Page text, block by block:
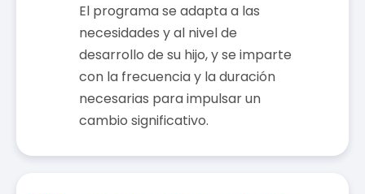
El programa se adapta a las
necesidades y al nivel de
desarrollo de su hijo, y se imparte
con la frecuencia y la duración
necesarias para impulsar un
cambio significativo.